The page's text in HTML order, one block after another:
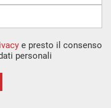
e presto il consenso
personali